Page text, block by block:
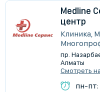
Medline
центр
Клиника,
пр.
Алматы
Смотреть
пн-пт: